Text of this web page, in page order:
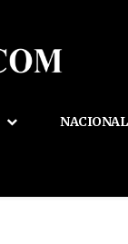
NACIONAL